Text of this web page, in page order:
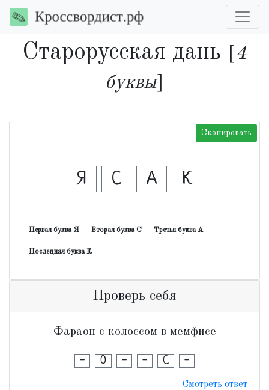
Старорусская дань
4
буквы]
Скопировать
Я С А К
Первая буква Я Вторая буква С Третья буква А
Последняя буква К
Проверь себя
Фараон с колоссом в мемфисе
- О - - С -
Смотреть ответ